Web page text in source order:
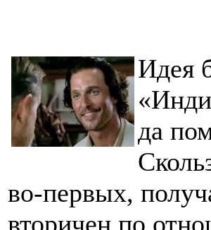
Идея
да
во-первых,
вторичен по